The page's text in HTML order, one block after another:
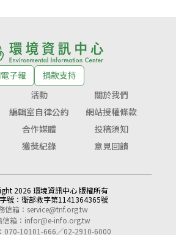
子報
捐款支持
活動
關於我們
編輯室自律公約
網站授權條款
合作媒體
投稿須知
獲獎紀錄 意見回饋
2026 環境資訊中心 版權所有
號： 衛部救字第1141364365號
信箱： service@tnf.org.tw
箱： infor@e-info.org.tw
070-10101-666／02-2910-6000